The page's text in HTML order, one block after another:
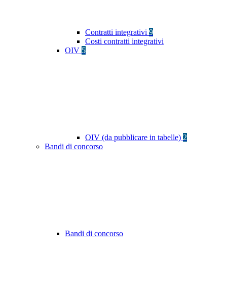
Contratti integrativi 9
Costi contratti integrativi
OIV 5
OIV (da pubblicare in tabelle) 2
Bandi di concorso
Bandi di concorso